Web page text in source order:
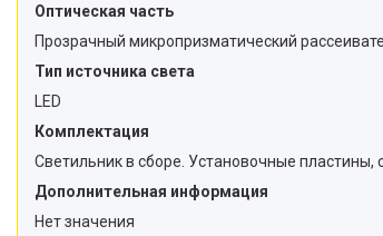
Оптическая часть
Прозрачный микропризматический
Тип источника света
LED
Комплектация
Светильник в сборе. Установочные пластины,
Дополнительная информация
Нет значения